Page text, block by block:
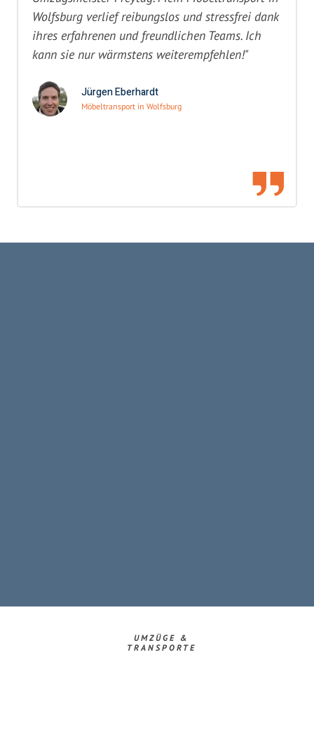
Wolfsburg verlief reibungslos und stressfrei dank
ihres erfahrenen und freundlichen Teams. Ich
kann sie nur wärmstens weiterempfehlen!"
Jürgen Eberhardt
Möbeltransport in Wolfsburg
UMZÜGE &
TRANSPORTE